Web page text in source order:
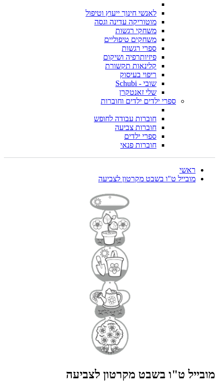
לאנשי חינוך ייעוץ וטיפול
מוטוריקה עדינה וגסה
משחקי רגשות
משחקים טיפוליים
ספרי רגשות
פיזיותרפיה ושיקום
קלינאות תקשורת
ריפוי בעיסוק
שובי - Schubi
שלי זאנטקרן
ספרי ילדים ילדים וחוברות
חוברות עבודה לחופש
חוברות צביעה
ספרי ילדים
חוברות פנאי
ראשי
מובייל ט"ו בשבט מקרטון לצביעה
מובייל ט"ו בשבט מקרטון לצביעה